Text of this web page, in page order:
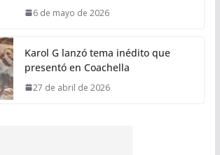
6 de mayo de 2026
Karol G lanzó tema inédito que
presentó en Coachella
27 de abril de 2026